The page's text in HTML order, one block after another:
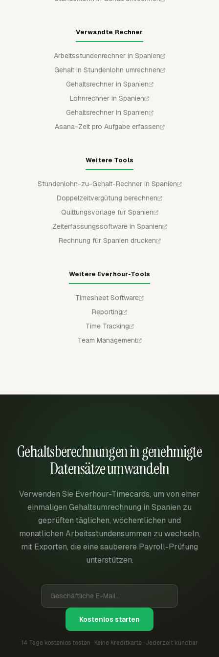
Verwandte Rechner
Arbeitsstundenrechner in Spanien
Gehalt in Stundenlohn umrechnen
Gehaltsrechner in Spanien
Lohnrechner in Spanien
Gehaltsrechner in Spanien
Asana-Zeit pro Aufgabe erfassen
Weitere Tools
Stundenlohn-zu-Gehalt-Rechner in Spanien
Doppelzeitvergütung berechnen
Quittungsvorlage für Spanien
Zeiterfassungssoftware in Spanien
Rechnung für Spanien drucken
Weitere Everhour-Tools
Timesheet Software
Reporting
Time Tracking
Team Management
Gehaltsberechnungen in genehmigte
Datensätze umwandeln
Verwenden Sie Everhour-Timecards, um von einer
einmaligen Gehaltsumrechnung in Spanien zu
geprüften täglichen, wöchentlichen und
monatlichen Arbeitsstundensummen zu wechseln,
mit Exporten, die eine sauberere Payroll-Prüfung
unterstützen.
Kostenlos starten
14 Tage kostenlos testen · Keine Kreditkarte · Jederzeit kündbar